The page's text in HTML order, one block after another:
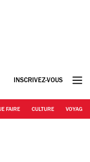
INSCRIVEZ-VOUS
FAIRE CULTURE VOYAGE
Vins